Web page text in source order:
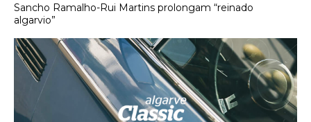
Sancho Ramalho-Rui Martins prolongam “reinado
algarvio”